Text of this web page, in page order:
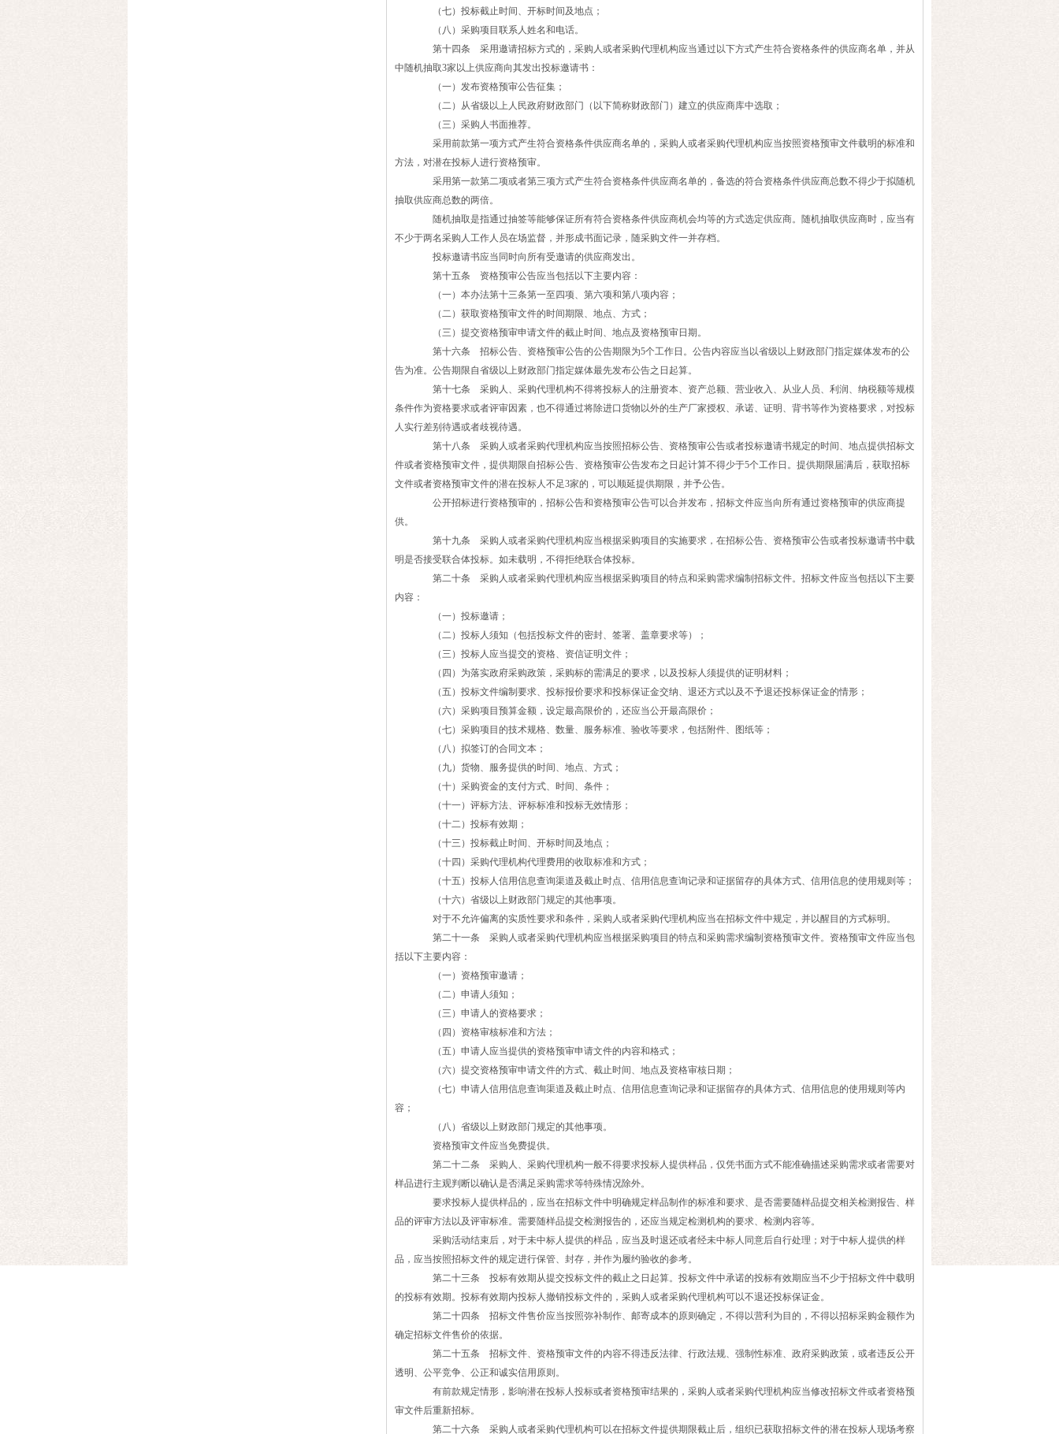
（七）投标截止时间、开标时间及地点；
（八）采购项目联系人姓名和电话。
第十四条 采用邀请招标方式的，采购人或者采购代理机构应当通过以下方式产生符合资格条件的供应商名单，并从
中随机抽取3家以上供应商向其发出投标邀请书：
（一）发布资格预审公告征集；
（二）从省级以上人民政府财政部门（以下简称财政部门）建立的供应商库中选取；
（三）采购人书面推荐。
采用前款第一项方式产生符合资格条件供应商名单的，采购人或者采购代理机构应当按照资格预审文件载明的标准和
方法，对潜在投标人进行资格预审。
采用第一款第二项或者第三项方式产生符合资格条件供应商名单的，备选的符合资格条件供应商总数不得少于拟随机
抽取供应商总数的两倍。
随机抽取是指通过抽签等能够保证所有符合资格条件供应商机会均等的方式选定供应商。随机抽取供应商时，应当有
不少于两名采购人工作人员在场监督，并形成书面记录，随采购文件一并存档。
投标邀请书应当同时向所有受邀请的供应商发出。
第十五条 资格预审公告应当包括以下主要内容：
（一）本办法第十三条第一至四项、第六项和第八项内容；
（二）获取资格预审文件的时间期限、地点、方式；
（三）提交资格预审申请文件的截止时间、地点及资格预审日期。
第十六条 招标公告、资格预审公告的公告期限为5个工作日。公告内容应当以省级以上财政部门指定媒体发布的公
告为准。公告期限自省级以上财政部门指定媒体最先发布公告之日起算。
第十七条 采购人、采购代理机构不得将投标人的注册资本、资产总额、营业收入、从业人员、利润、纳税额等规模
条件作为资格要求或者评审因素，也不得通过将除进口货物以外的生产厂家授权、承诺、证明、背书等作为资格要求，对投标
人实行差别待遇或者歧视待遇。
第十八条 采购人或者采购代理机构应当按照招标公告、资格预审公告或者投标邀请书规定的时间、地点提供招标文
件或者资格预审文件，提供期限自招标公告、资格预审公告发布之日起计算不得少于5个工作日。提供期限届满后，获取招标
文件或者资格预审文件的潜在投标人不足3家的，可以顺延提供期限，并予公告。
公开招标进行资格预审的，招标公告和资格预审公告可以合并发布，招标文件应当向所有通过资格预审的供应商提
供。
第十九条 采购人或者采购代理机构应当根据采购项目的实施要求，在招标公告、资格预审公告或者投标邀请书中载
明是否接受联合体投标。如未载明，不得拒绝联合体投标。
第二十条 采购人或者采购代理机构应当根据采购项目的特点和采购需求编制招标文件。招标文件应当包括以下主要
内容：
（一）投标邀请；
（二）投标人须知（包括投标文件的密封、签署、盖章要求等）；
（三）投标人应当提交的资格、资信证明文件；
（四）为落实政府采购政策，采购标的需满足的要求，以及投标人须提供的证明材料；
（五）投标文件编制要求、投标报价要求和投标保证金交纳、退还方式以及不予退还投标保证金的情形；
（六）采购项目预算金额，设定最高限价的，还应当公开最高限价；
（七）采购项目的技术规格、数量、服务标准、验收等要求，包括附件、图纸等；
（八）拟签订的合同文本；
（九）货物、服务提供的时间、地点、方式；
（十）采购资金的支付方式、时间、条件；
（十一）评标方法、评标标准和投标无效情形；
（十二）投标有效期；
（十三）投标截止时间、开标时间及地点；
（十四）采购代理机构代理费用的收取标准和方式；
（十五）投标人信用信息查询渠道及截止时点、信用信息查询记录和证据留存的具体方式、信用信息的使用规则等；
（十六）省级以上财政部门规定的其他事项。
对于不允许偏离的实质性要求和条件，采购人或者采购代理机构应当在招标文件中规定，并以醒目的方式标明。
第二十一条 采购人或者采购代理机构应当根据采购项目的特点和采购需求编制资格预审文件。资格预审文件应当包
括以下主要内容：
（一）资格预审邀请；
（二）申请人须知；
（三）申请人的资格要求；
（四）资格审核标准和方法；
（五）申请人应当提供的资格预审申请文件的内容和格式；
（六）提交资格预审申请文件的方式、截止时间、地点及资格审核日期；
（七）申请人信用信息查询渠道及截止时点、信用信息查询记录和证据留存的具体方式、信用信息的使用规则等内
容；
（八）省级以上财政部门规定的其他事项。
资格预审文件应当免费提供。
第二十二条 采购人、采购代理机构一般不得要求投标人提供样品，仅凭书面方式不能准确描述采购需求或者需要对
样品进行主观判断以确认是否满足采购需求等特殊情况除外。
要求投标人提供样品的，应当在招标文件中明确规定样品制作的标准和要求、是否需要随样品提交相关检测报告、样
品的评审方法以及评审标准。需要随样品提交检测报告的，还应当规定检测机构的要求、检测内容等。
采购活动结束后，对于未中标人提供的样品，应当及时退还或者经未中标人同意后自行处理；对于中标人提供的样
品，应当按照招标文件的规定进行保管、封存，并作为履约验收的参考。
第二十三条 投标有效期从提交投标文件的截止之日起算。投标文件中承诺的投标有效期应当不少于招标文件中载明
的投标有效期。投标有效期内投标人撤销投标文件的，采购人或者采购代理机构可以不退还投标保证金。
第二十四条 招标文件售价应当按照弥补制作、邮寄成本的原则确定，不得以营利为目的，不得以招标采购金额作为
确定招标文件售价的依据。
第二十五条 招标文件、资格预审文件的内容不得违反法律、行政法规、强制性标准、政府采购政策，或者违反公开
透明、公平竞争、公正和诚实信用原则。
有前款规定情形，影响潜在投标人投标或者资格预审结果的，采购人或者采购代理机构应当修改招标文件或者资格预
审文件后重新招标。
第二十六条 采购人或者采购代理机构可以在招标文件提供期限截止后，组织已获取招标文件的潜在投标人现场考察